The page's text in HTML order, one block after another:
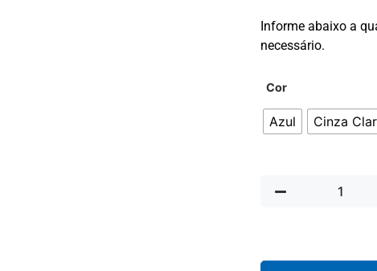
Informe abaixo a
necessário.
Cor
Azul Cinza